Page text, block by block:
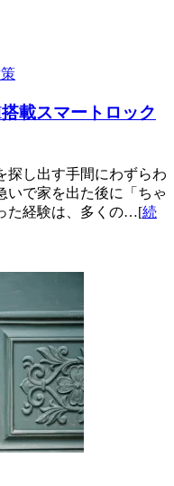
載スマートロック
探し出す手間にわずらわ
いで家を出た後に「ちゃ
た経験は、多くの…[続